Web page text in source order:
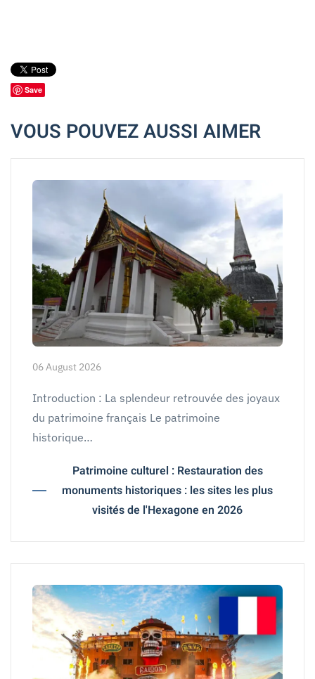
Save
VOUS POUVEZ AUSSI AIMER
06 August 2026
Introduction : La splendeur retrouvée des joyaux
du patrimoine français Le patrimoine
historique…
Patrimoine culturel : Restauration des
monuments historiques : les sites les plus
visités de l'Hexagone en 2026